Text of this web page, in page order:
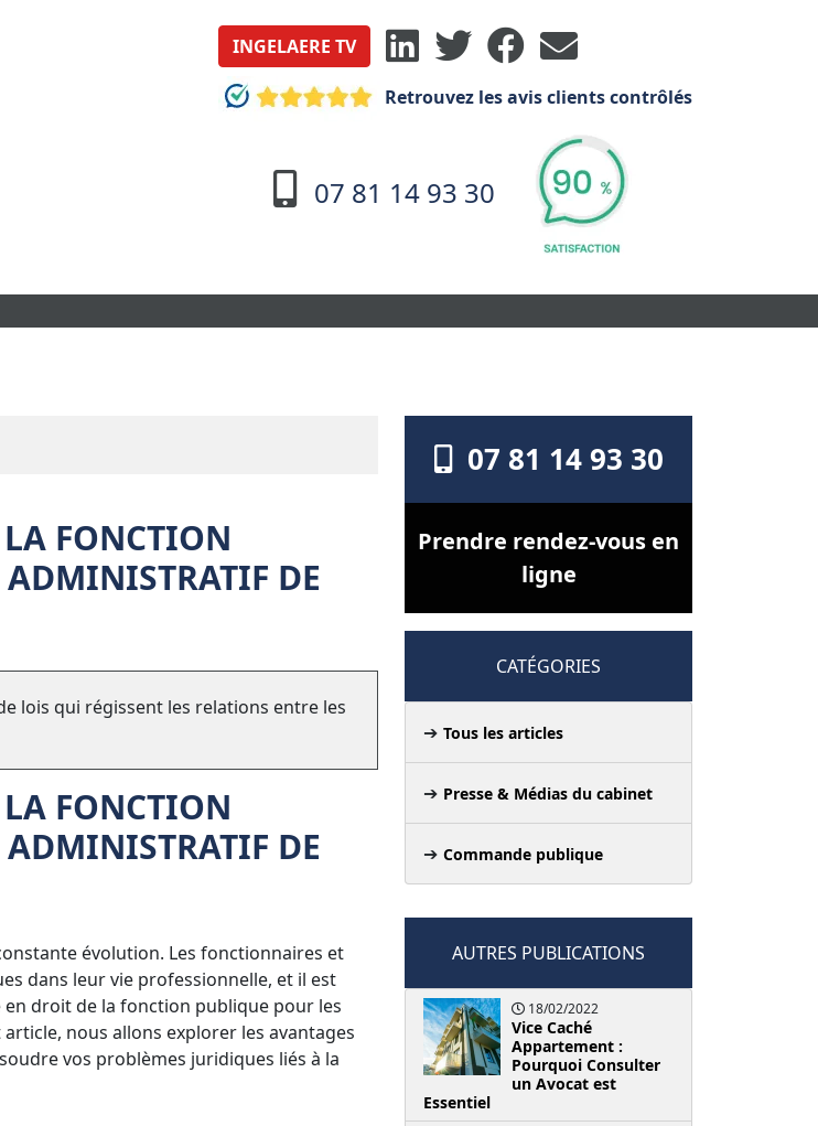
INGELAERE TV
Retrouvez les avis clients contrôlés
07 81 14 93 30
FONCTION
DE
lois qui régissent les relations entre les
FONCTION
DE
évolution. Les fonctionnaires et
dans leur vie professionnelle, et il est
droit de la fonction publique pour les
nous allons explorer les avantages
vos problèmes juridiques liés à la
07 81 14 93 30
Prendre rendez-vous en
ligne
CATÉGORIES
Tous les articles
Presse & Médias du cabinet
Commande publique
AUTRES PUBLICATIONS
18/02/2022
Vice Caché
Appartement :
Pourquoi Consulter
un Avocat est
Essentiel